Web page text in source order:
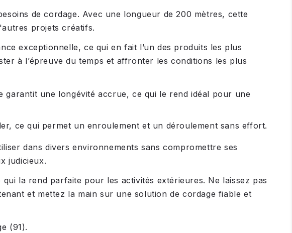
de cordage. Avec une longueur de 200 mètres, cette
projets créatifs.
exceptionnelle, ce qui en fait l’un des produits les plus
à l’épreuve du temps et affronter les conditions les plus
garantit une longévité accrue, ce qui le rend idéal pour une
ce qui permet un enroulement et un déroulement sans effort.
dans divers environnements sans compromettre ses
judicieux.
la rend parfaite pour les activités extérieures. Ne laissez pas
et mettez la main sur une solution de cordage fiable et
(91).